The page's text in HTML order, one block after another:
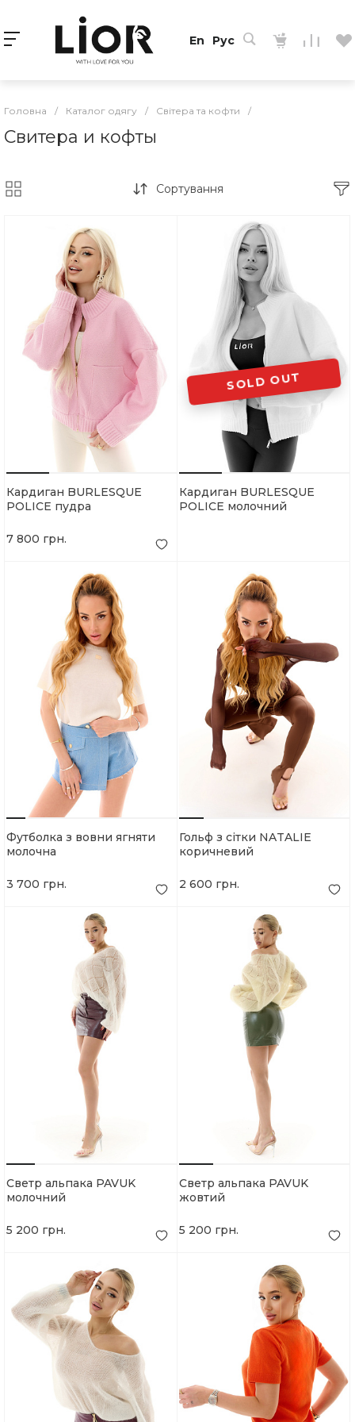
En Рус
Головна / Каталог одягу / Світера та кофти /
Свитера и кофты
Сортування
Кардиган BURLESQUE
POLICE пудра
7 800 грн.
Кардиган BURLESQUE
POLICE молочний
SOLD OUT
Футболка з вовни ягняти
молочна
3 700 грн.
Гольф з сітки NATALIE
коричневий
2 600 грн.
Светр альпака PAVUK
молочний
5 200 грн.
Светр альпака PAVUK
жовтий
5 200 грн.